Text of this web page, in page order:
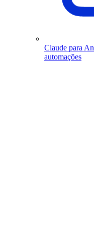
Claude para
automações